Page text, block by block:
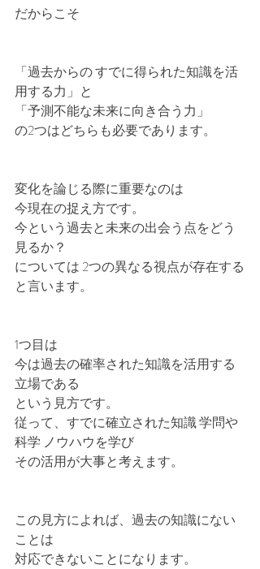
だからこそ
「過去からの すでに得られた知識を活
用する力」と
「予測不能な未来に向き合う力」
の2つはどちらも必要であります。
変化を論じる際に重要なのは
今現在の捉え方です。
今という過去と未来の出会う点をどう
見るか？
については 2つの異なる視点が存在する
と言います。
1つ目は
今は過去の確率された知識を活用する
立場である
という見方です。
従って、すでに確立された知識 学問や
科学 ノウハウを学び
その活用が大事と考えます。
この見方によれば、過去の知識にない
ことは
対応できないことになります。